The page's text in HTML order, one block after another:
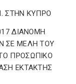
ΣΤΗΝ ΚΥΠΡΟ
ΔΙΑΝΟΜΗ
ΣΕ ΜΕΛΗ ΤΟΥ
ΠΡΟΣΩΠΙΚΟ
ΕΚΤΑΚΤΗΣ